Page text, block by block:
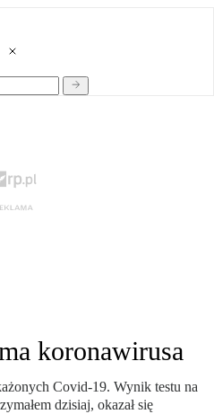
koronawirusa
Covid-19. Wynik testu na
dzisiaj, okazał się